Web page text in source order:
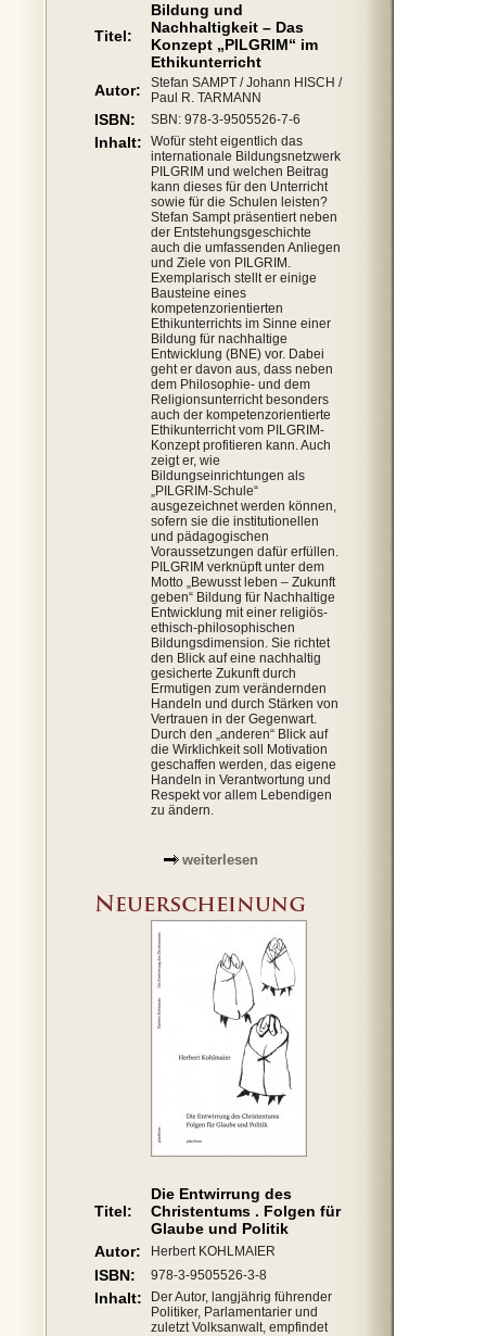
Titel:
Bildung und
Nachhaltigkeit – Das
Konzept „PILGRIM“ im
Ethikunterricht
Autor:
Stefan SAMPT / Johann HISCH /
Paul R. TARMANN
ISBN: SBN: 978-3-9505526-7-6
Inhalt:
Wofür steht eigentlich das
internationale Bildungsnetzwerk
PILGRIM und welchen Beitrag
kann dieses für den Unterricht
sowie für die Schulen leisten?
Stefan Sampt präsentiert neben
der Entstehungsgeschichte
auch die umfassenden Anliegen
und Ziele von PILGRIM.
Exemplarisch stellt er einige
Bausteine eines
kompetenzorientierten
Ethikunterrichts im Sinne einer
Bildung für nachhaltige
Entwicklung (BNE) vor. Dabei
geht er davon aus, dass neben
dem Philosophie- und dem
Religionsunterricht besonders
auch der kompetenzorientierte
Ethikunterricht vom PILGRIM-
Konzept profitieren kann. Auch
zeigt er, wie
Bildungseinrichtungen als
„PILGRIM-Schule“
ausgezeichnet werden können,
sofern sie die institutionellen
und pädagogischen
Voraussetzungen dafür erfüllen.
PILGRIM verknüpft unter dem
Motto „Bewusst leben – Zukunft
geben“ Bildung für Nachhaltige
Entwicklung mit einer religiös-
ethisch-philosophischen
Bildungsdimension. Sie richtet
den Blick auf eine nachhaltig
gesicherte Zukunft durch
Ermutigen zum verändernden
Handeln und durch Stärken von
Vertrauen in der Gegenwart.
Durch den „anderen“ Blick auf
die Wirklichkeit soll Motivation
geschaffen werden, das eigene
Handeln in Verantwortung und
Respekt vor allem Lebendigen
zu ändern.
weiterlesen
Titel:
Die Entwirrung des
Christentums . Folgen für
Glaube und Politik
Autor:
Herbert KOHLMAIER
ISBN: 978-3-9505526-3-8
Inhalt:
Der Autor, langjährig führender
Politiker, Parlamentarier und
zuletzt Volksanwalt, empfindet